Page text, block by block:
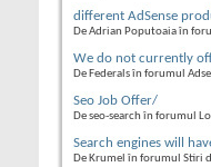
different AdSense
De Adrian Poputoaia în
We do not currently
De Federals în forumul
Seo Job Offer/
De seo-search în forumul
Search engines will
De Krumel în forumul Stiri